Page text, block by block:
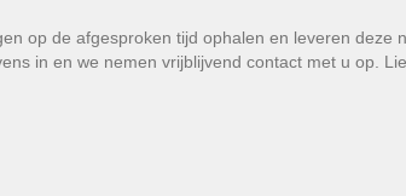
op de afgesproken tijd ophalen en leveren deze
in en we nemen vrijblijvend contact met u op.